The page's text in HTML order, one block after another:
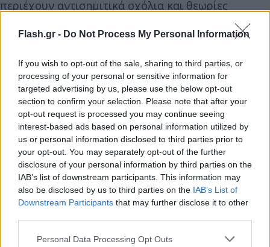
Flash.gr - Do Not Process My Personal Information
If you wish to opt-out of the sale, sharing to third parties, or
processing of your personal or sensitive information for
targeted advertising by us, please use the below opt-out
section to confirm your selection. Please note that after your
opt-out request is processed you may continue seeing
interest-based ads based on personal information utilized by
us or personal information disclosed to third parties prior to
your opt-out. You may separately opt-out of the further
disclosure of your personal information by third parties on the
IAB’s list of downstream participants. This information may
also be disclosed by us to third parties on the IAB’s List of
Downstream Participants that may further disclose it to other
Please note that this website/app uses one or more Google
Personal Data Processing Opt Outs
περιέχουν αντισημιτικά σχόλια και θεωρίες
Την περασμένη εβδομάδα, οι Ευρωπαϊκές αρχές
προειδοποίησαν το TikTok, το Facebook, το
Instagram, το YouTube και το X να μπλοκάρουν τις
αναρτήσεις που περιέχουν ανακρίβειες για τον
πόλεμο από τις πλατφόρμες τους, υπενθυμίζοντάς
τους ότι θα βρεθούν αντιμέτωπες με πρόστιμα
δισεκατομμυρίων δολαρίων και έρευνες που θα
μπορούσαν να οδηγήσουν ακόμα και σε
αποκλεισμό τους από τις Ευρωπαϊκές χώρες.
Από τότε που ξεκίνησαν οι εχθροπραξίες στην
περιοχή, παρατηρητές υποστηρίζουν ότι έχει